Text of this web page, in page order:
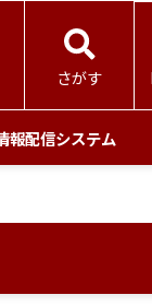
さがす
報配信システム